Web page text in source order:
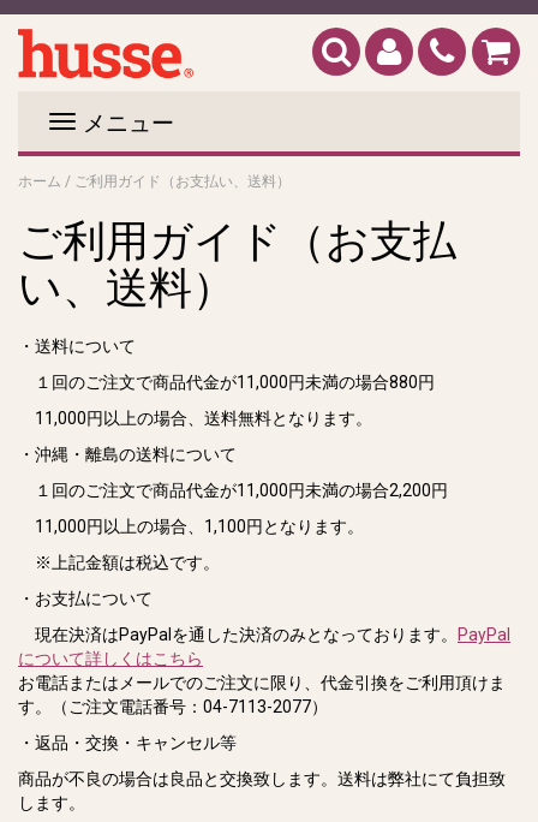
メニュー
ホーム / ご利用ガイド（お支払い、送料）
ご利用ガイド（お支払
い、送料）
・送料について
１回のご注文で商品代金が11,000円未満の場合880円
11,000円以上の場合、送料無料となります。
・沖縄・離島の送料について
１回のご注文で商品代金が11,000円未満の場合2,200円
11,000円以上の場合、1,100円となります。
※上記金額は税込です。
・お支払について
現在決済はPayPalを通した決済のみとなっております。
PayPal
について詳しくはこちら
お電話またはメールでのご注文に限り、代金引換をご利用頂けま
す。（ご注文電話番号：04-7113-2077）
・ 返品・交換・キャンセル等
商品が不良の場合は良品と交換致します。送料は弊社にて負担致
します。